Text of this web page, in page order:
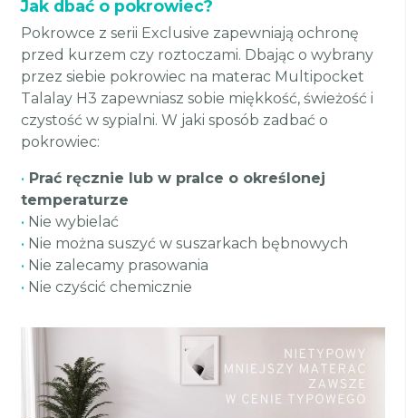
Jak dbać o pokrowiec?
Pokrowce z serii Exclusive zapewniają ochronę
przed kurzem czy roztoczami. Dbając o wybrany
przez siebie pokrowiec na materac Multipocket
Talalay H3 zapewniasz sobie miękkość, świeżość i
czystość w sypialni. W jaki sposób zadbać o
pokrowiec:
• Prać ręcznie lub w pralce o określonej
temperaturze
• Nie wybielać
• Nie można suszyć w suszarkach bębnowych
• Nie zalecamy prasowania
• Nie czyścić chemicznie